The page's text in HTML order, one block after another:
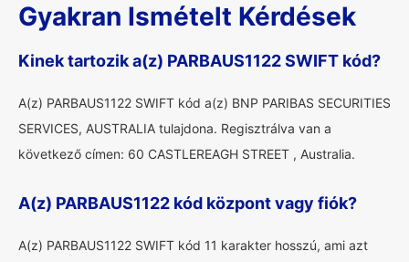
Gyakran Ismételt Kérdések
Kinek tartozik a(z) PARBAUS1122 SWIFT kód?
A(z) PARBAUS1122 SWIFT kód a(z) BNP PARIBAS SECURITIES
SERVICES, AUSTRALIA tulajdona. Regisztrálva van a
következő címen: 60 CASTLEREAGH STREET , Australia.
A(z) PARBAUS1122 kód központ vagy fiók?
A(z) PARBAUS1122 SWIFT kód 11 karakter hosszú, ami azt